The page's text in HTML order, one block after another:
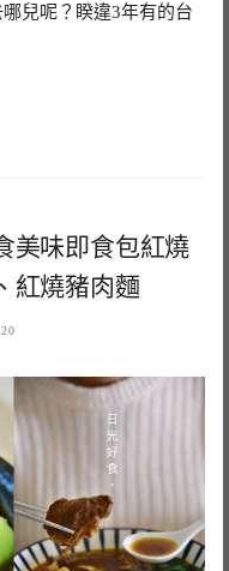
兒呢？睽違3年有的台
美味即食包紅燒
紅燒豬肉麵